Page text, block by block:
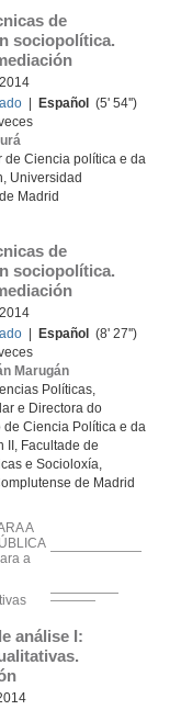
de
sociopolítica.
Español
(5' 54'')
de Ciencia política e da
Universidad
Madrid
de
sociopolítica.
Español
(8' 27'')
Marugán
Políticas,
e Directora do
de Ciencia Política e da
II, Facultade de
e Socioloxía,
de Madrid
A
a
análise I: